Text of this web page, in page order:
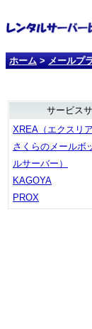
ホーム > メールプ
サービス
XREA（エクスリア
さくらのメールボ
ルサーバー）
KAGOYA
PROX